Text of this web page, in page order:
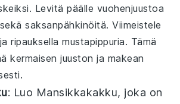
Levitä päälle vuohenjuustoa
sekäsaksanpähkinöitä. Viimeistele
ja ripauksellamustapippuria. Tämä
kermaisen juuston ja makean
: Luo Mansikkakakku, joka on